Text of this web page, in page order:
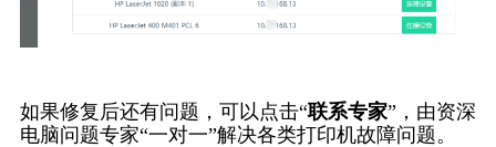
如果修复后还有问题，可以点击“联系专家”，由资深
电脑问题专家“一对一”解决各类打印机故障问题。